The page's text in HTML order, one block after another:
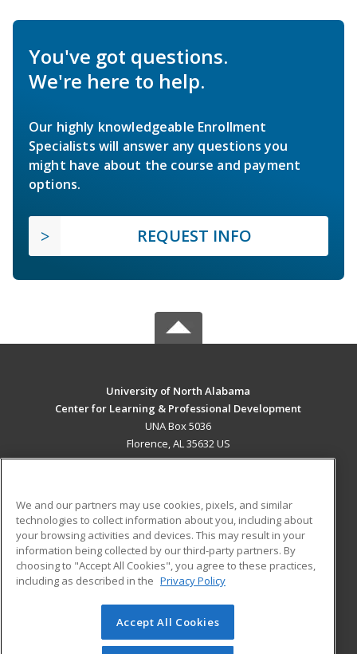
You've got questions.
We're here to help.
Our highly knowledgeable Enrollment
Specialists will answer any questions you
might have about the course and payment
options.
REQUEST INFO
University of North Alabama
Center for Learning & Professional Development
UNA Box 5036
Florence, AL 35632 US
ADDITIONAL RESOURCES
Military
Financial Assistance
Help
Student Blog
© 2026 ed2go, a division of Cengage Learning. All rights
reserved. The material on this site cannot be reproduced or
We and our partners may use cookies, pixels, and similar
technologies to collect information about you, including about
your browsing activities and devices. This may result in your
information being collected by our third-party partners. By
choosing to "Accept All Cookies", you agree to these practices,
including as described in the Privacy Policy
Accept All Cookies